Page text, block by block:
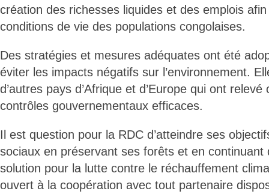
création des richesses liquides et des emplois afin
conditions de vie des populations congolaises.
Des stratégies et mesures adéquates ont été
éviter les impacts négatifs sur l’environnement.
d’autres pays d’Afrique et d’Europe qui ont relevé
contrôles gouvernementaux efficaces.
Il est question pour la RDC d’atteindre ses
sociaux en préservant ses forêts et en continuant
solution pour la lutte contre le réchauffement
ouvert à la coopération avec tout partenaire